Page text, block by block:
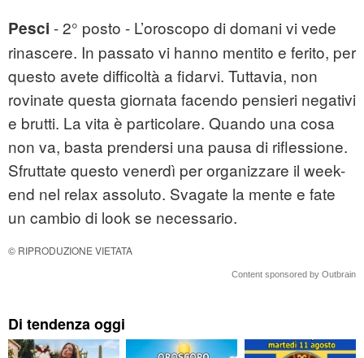
Pesci - 2° posto - L’oroscopo di domani vi vede
rinascere. In passato vi hanno mentito e ferito, per
questo avete difficoltà a fidarvi. Tuttavia, non
rovinate questa giornata facendo pensieri negativi
e brutti. La vita è particolare. Quando una cosa
non va, basta prendersi una pausa di riflessione.
Sfruttate questo venerdì per organizzare il week-
end nel relax assoluto. Svagate la mente e fate
un cambio di look se necessario.
© RIPRODUZIONE VIETATA
Content sponsored by Outbrain
Di tendenza oggi